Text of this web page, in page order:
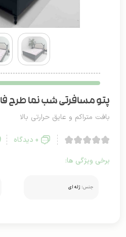
پتو مسافرتی شب نما طرح
بافت متراکم و عایق حرارتی بالا
0 دیدگاه
برخی ویژگی ها:
جنس: ژله ای